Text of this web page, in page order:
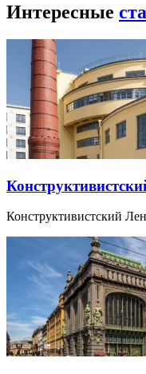
Интересные
Конструктивистский